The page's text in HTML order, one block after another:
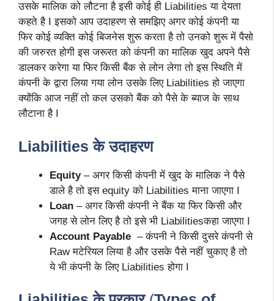
उसके मालिक को लौटना है इसी कोई ही Liabilities या देयता
कहते है I इसको आप उदाहरण से समझिए अगर कोई कंपनी या
फिर कोई व्यक्ति कोई बिजनेस शुरू करता है तो उनको शुरू में पैसो
की जरुरत होगी इस जरूरत को कंपनी का मालिक खुद अपने पैसे
डालकर करेगा या फिर किसी बैंक से लोन लेगा तो इस स्थिति में
कंपनी के द्वारा लिया गया लोन उसके लिए Liabilities हो जाएगा
क्योंकि आज नहीं तो कल उसको बैंक को पैसे के ब्याज के साथ
लौटाना है I
Liabilities के उदाहरण
Equity– अगर किसी कंपनी में खुद के मालिक ने पैसे
डाले है तो इस equity को Liabilities माना जाएगा I
Loan – अगर किसी कंपनी ने बैंक या फिर किसी और
जगह से लोन लिए है तो इसे भी Liabilitiesकहा जाएगा I
Account Payable – कंपनी ने किसी दुसरे कंपनी से
Raw मटेरियल लिया है और उसके पैसे नहीं चुकाए है तो
ये भी कंपनी के लिए Liabilities होगा I